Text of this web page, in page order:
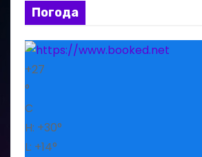
Погода
+27
°
C
H: +30°
L: +14°